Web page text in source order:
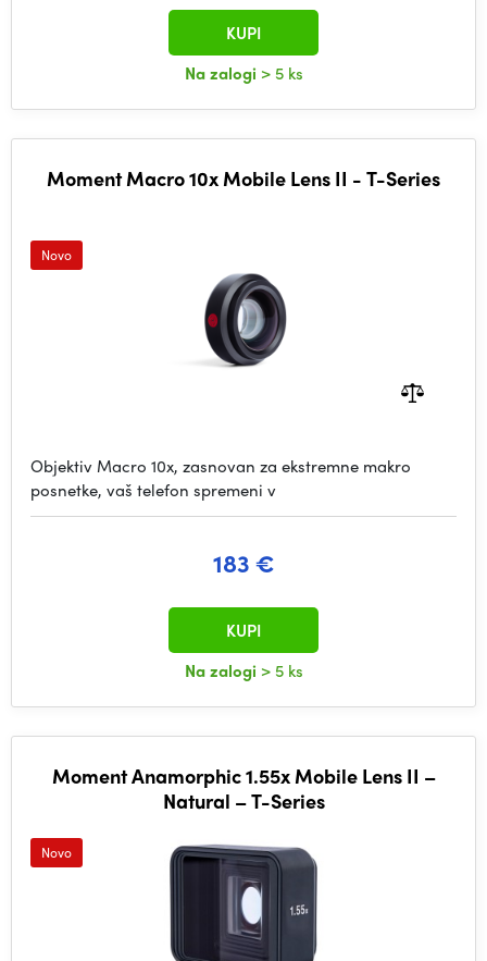
Na zalogi > 5 ks
KUPI
Moment Macro 10x Mobile Lens II - T-Series
Novo
Objektiv Macro 10x, zasnovan za ekstremne makro
posnetke, vaš telefon spremeni v
183 €
Na zalogi > 5 ks
KUPI
Moment Anamorphic 1.55x Mobile Lens II –
Natural – T-Series
Novo